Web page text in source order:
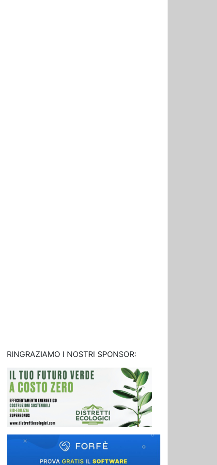
RINGRAZIAMO I NOSTRI SPONSOR: